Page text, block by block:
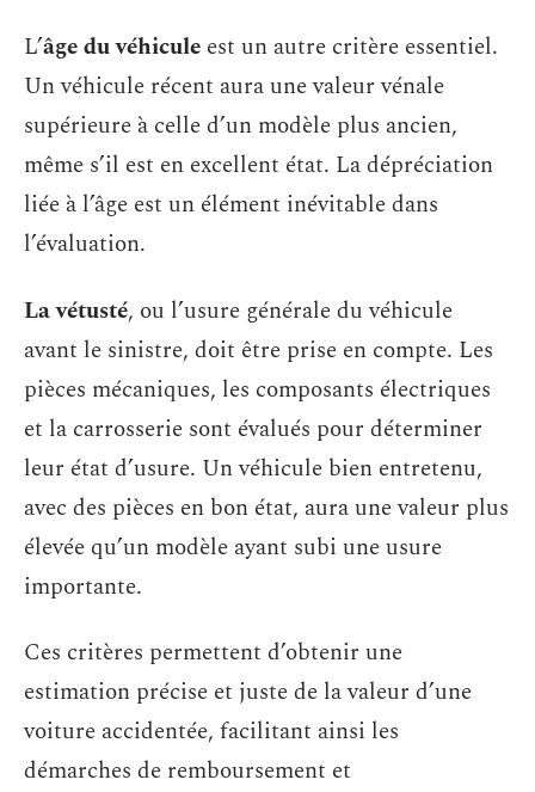
L’âge du véhicule est un autre critère essentiel.
Un véhicule récent aura une valeur vénale
supérieure à celle d’un modèle plus ancien,
même s’il est en excellent état. La dépréciation
liée à l’âge est un élément inévitable dans
l’évaluation.
La vétusté, ou l’usure générale du véhicule
avant le sinistre, doit être prise en compte. Les
pièces mécaniques, les composants électriques
et la carrosserie sont évalués pour déterminer
leur état d’usure. Un véhicule bien entretenu,
avec des pièces en bon état, aura une valeur plus
élevée qu’un modèle ayant subi une usure
importante.
Ces critères permettent d’obtenir une
estimation précise et juste de la valeur d’une
voiture accidentée, facilitant ainsi les
démarches de remboursement et